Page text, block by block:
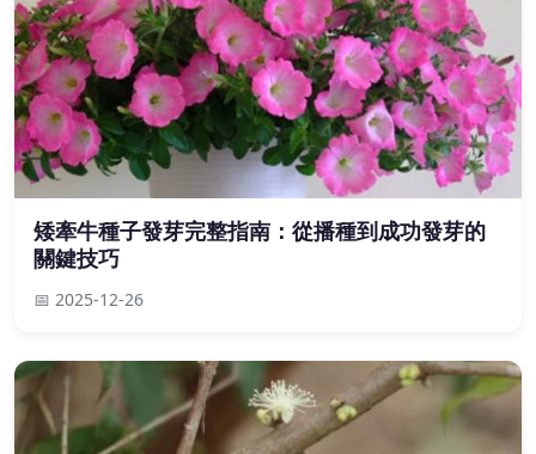
矮牽牛種子發芽完整指南：從播種到成功發芽的
關鍵技巧
📅 2025-12-26